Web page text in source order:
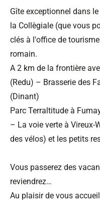
Gîte exceptionnel dans
la Collègiale (que vous
clés à l'office de
romain.
A 2 km de la frontière
(Redu) – Brasserie des
(Dinant)
Parc Terraltitude à
– La voie verte à Vireux-
des vélos) et les petits
Vous passerez des
reviendrez…
Au plaisir de vous